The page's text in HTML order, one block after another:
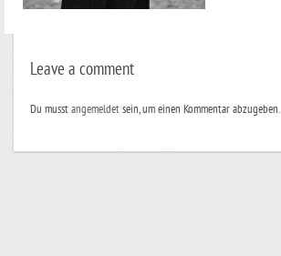
Leave a comment
Du musstangemeldetsein, um einen Kommentar abzugeben.